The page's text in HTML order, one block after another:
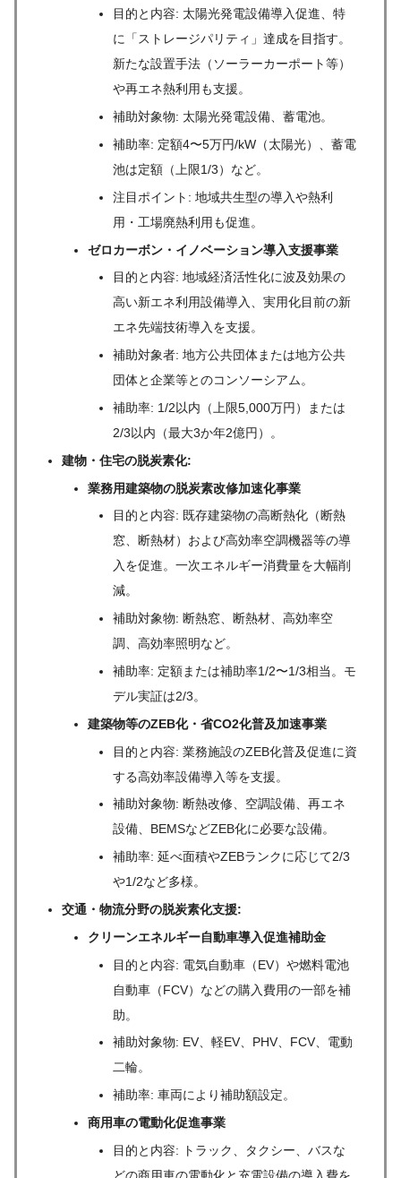
目的と内容: 太陽光発電設備導入促進、特
に「ストレージパリティ」達成を目指す。
新たな設置手法（ソーラーカーポート等）
や再エネ熱利用も支援。
補助対象物: 太陽光発電設備、蓄電池。
補助率: 定額4〜5万円/kW（太陽光）、蓄電
池は定額（上限1/3）など。
注目ポイント: 地域共生型の導入や熱利
用・工場廃熱利用も促進。
ゼロカーボン・イノベーション導入支援事業
目的と内容: 地域経済活性化に波及効果の
高い新エネ利用設備導入、実用化目前の新
エネ先端技術導入を支援。
補助対象者: 地方公共団体または地方公共
団体と企業等とのコンソーシアム。
補助率: 1/2以内（上限5,000万円）または
2/3以内（最大3か年2億円）。
建物・住宅の脱炭素化:
業務用建築物の脱炭素改修加速化事業
目的と内容: 既存建築物の高断熱化（断熱
窓、断熱材）および高効率空調機器等の導
入を促進。一次エネルギー消費量を大幅削
減。
補助対象物: 断熱窓、断熱材、高効率空
調、高効率照明など。
補助率: 定額または補助率1/2〜1/3相当。モ
デル実証は2/3。
建築物等のZEB化・省CO2化普及加速事業
目的と内容: 業務施設のZEB化普及促進に資
する高効率設備導入等を支援。
補助対象物: 断熱改修、空調設備、再エネ
設備、BEMSなどZEB化に必要な設備。
補助率: 延べ面積やZEBランクに応じて2/3
や1/2など多様。
交通・物流分野の脱炭素化支援:
クリーンエネルギー自動車導入促進補助金
目的と内容: 電気自動車（EV）や燃料電池
自動車（FCV）などの購入費用の一部を補
助。
補助対象物: EV、軽EV、PHV、FCV、電動
二輪。
補助率: 車両により補助額設定。
商用車の電動化促進事業
目的と内容: トラック、タクシー、バスな
どの商用車の電動化と充電設備の導入費を